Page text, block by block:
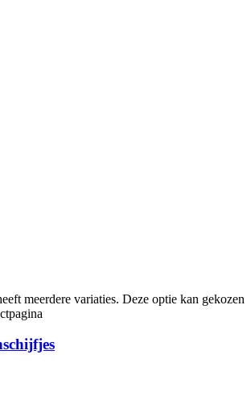
meerdere variaties. Deze optie kan gekozen